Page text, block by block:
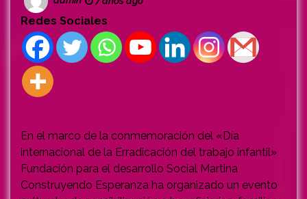
Redes Sociales
En el marco de la conmemoración del «Día
internacional de la Erradicación del trabajo infantil»
Fundación para el desarrollo Social Martina
Construyendo Esperanza ha organizado un evento